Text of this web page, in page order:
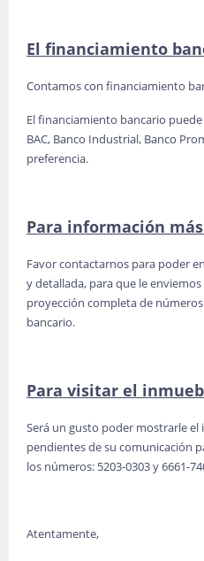
El financiamiento
Contamos con financiamiento
El financiamiento bancario
BAC, Banco Industrial, Banco
preferencia.
Para información
Favor contactarnos para poder
y detallada, para que le
proyección completa de
bancario.
Para visitar el
Será un gusto poder mostrarle el
pendientes de su comunicación
los números: 5203-0303 y 6661-
Atentamente,